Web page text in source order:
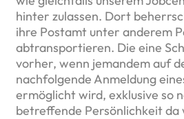
hinter zulassen. Dort
ihre Postamt unter anderem
abtransportieren. Die eine
vorher, wenn jemandem auf
nachfolgende Anmeldung
ermöglicht wird, exklusive so
betreffende Persönlichkeit da